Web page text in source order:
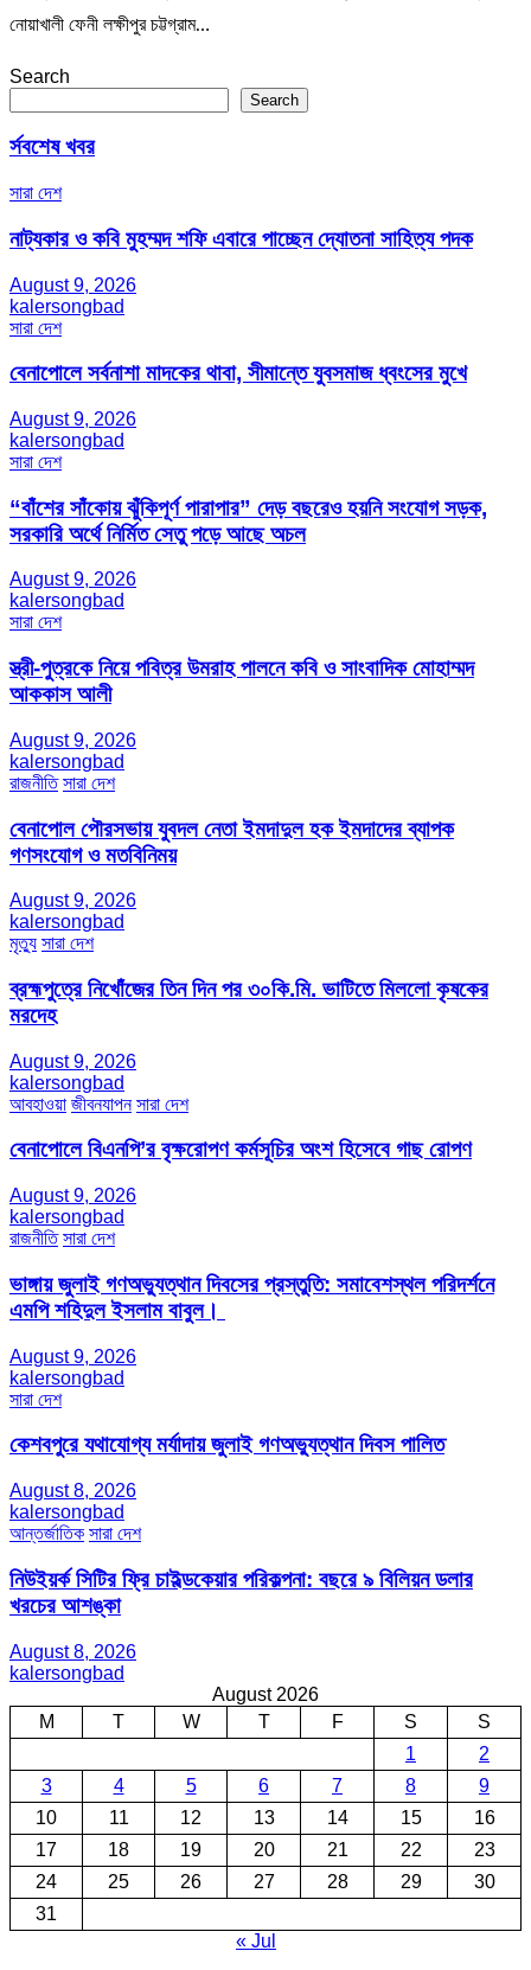
নোয়াখালী ফেনী লক্ষীপুর চট্টগ্রাম…
Search
Search
র্সবশেষ খবর
সারা দেশ
নাট্যকার ও কবি মুহম্মদ শফি এবারে পাচ্ছেন দ্যোতনা সাহিত্য পদক
August 9, 2026
kalersongbad
সারা দেশ
বেনাপোলে সর্বনাশা মাদকের থাবা, সীমান্তে যুবসমাজ ধ্বংসের মুখে
August 9, 2026
kalersongbad
সারা দেশ
“বাঁশের সাঁকোয় ঝুঁকিপূর্ণ পারাপার” দেড় বছরেও হয়নি সংযোগ সড়ক,
সরকারি অর্থে নির্মিত সেতু পড়ে আছে অচল
August 9, 2026
kalersongbad
সারা দেশ
স্ত্রী-পুত্রকে নিয়ে পবিত্র উমরাহ পালনে কবি ও সাংবাদিক মোহাম্মদ
আককাস আলী
August 9, 2026
kalersongbad
রাজনীতি সারা দেশ
বেনাপোল পৌরসভায় যুবদল নেতা ইমদাদুল হক ইমদাদের ব্যাপক
গণসংযোগ ও মতবিনিময়
August 9, 2026
kalersongbad
মৃত্যু সারা দেশ
ব্রহ্মপুত্রে নিখোঁজের তিন দিন পর ৩০কি.মি. ভাটিতে মিললো কৃষকের
মরদেহ
August 9, 2026
kalersongbad
আবহাওয়া জীবনযাপন সারা দেশ
বেনাপোলে বিএনপি’র বৃক্ষরোপণ কর্মসূচির অংশ হিসেবে গাছ রোপণ
August 9, 2026
kalersongbad
রাজনীতি সারা দেশ
ভাঙ্গায় জুলাই গণঅভ্যুত্থান দিবসের প্রস্তুতি: সমাবেশস্থল পরিদর্শনে
এমপি শহিদুল ইসলাম বাবুল। ​
August 9, 2026
kalersongbad
সারা দেশ
কেশবপুরে যথাযোগ্য মর্যাদায় জুলাই গণঅভ্যুত্থান দিবস পালিত
August 8, 2026
kalersongbad
আন্তর্জাতিক সারা দেশ
নিউইয়র্ক সিটির ফ্রি চাইল্ডকেয়ার পরিকল্পনা: বছরে ৯ বিলিয়ন ডলার
খরচের আশঙ্কা
August 8, 2026
kalersongbad
August 2026
M
T W T F S
S
1
2
3
4 5 6 7 8
9
10
11 12 13 14 15
16
17
18 19 20 21 22
23
24
25 26 27 28 29
30
31
« Jul